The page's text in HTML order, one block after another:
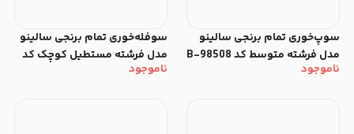
سوپ‌خوری تمام برنجی سالینو
مدل فرشته متوسط کد 98508-B
ناموجود
سوفله‌خوری تمام برنجی سالینو
مدل فرشته مستطیل کوچک کد
98504-B
ناموجود